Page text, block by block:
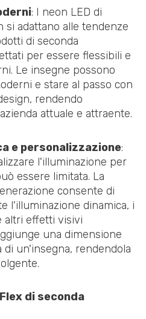
: I neon LED di
si adattano alle tendenze
di seconda
per essere flessibili e
Le insegne possono
e stare al passo con
rendendo
attuale e attraente.
e personalizzazione:
l'illuminazione per
essere limitata. La
consente di
l'illuminazione dinamica, i
altri effetti visivi
una dimensione
un'insegna, rendendola
di seconda